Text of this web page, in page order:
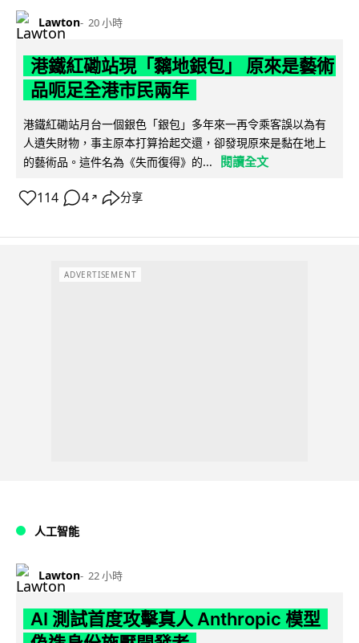
Lawton 20 小時
港鐵紅磡站現「黐地銀包」 原來是藝術
品呃足全港市民兩年
港鐵紅磡站月台一個銀色「銀包」多年來一再令乘客誤以為有
人遺失財物，事主原本打算拾起交還，卻發現原來是黏在地上
的藝術品。這件名為《失而復得》的...
閱讀全文
114 4 ↗ 分享
ADVERTISEMENT
人工智能
Lawton 22 小時
AI 測試首度攻擊真人 Anthropic 模型